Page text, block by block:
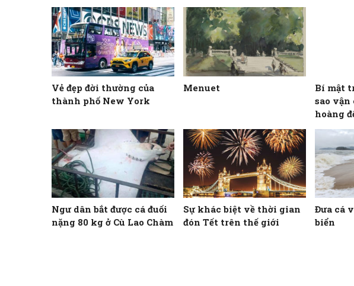
Vẻ đẹp đời thường của
thành phố New York
Menuet
Bí mật
sao
hoàng
Nam
sản
thực
Ngư dân bắt được cá đuối
nặng 80 kg ở Cù Lao Chàm
Sự khác biệt về thời gian
đón Tết trên thế giới
Đưa cá
biển